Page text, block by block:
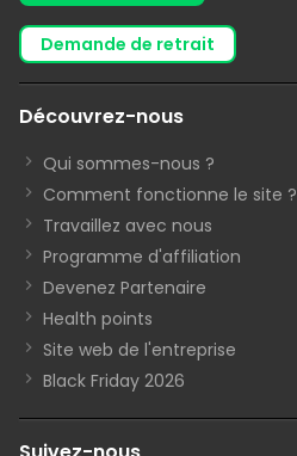
demande de retrait
Découvrez-nous
Qui sommes-nous ?
Comment fonctionne le site ?
Travaillez avec nous
Programme d'affiliation
Devenez Partenaire
Health points
Site web de l'entreprise
Black Friday 2026